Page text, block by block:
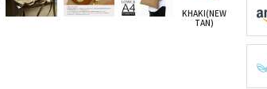
KHAKI(NEW
TAN)